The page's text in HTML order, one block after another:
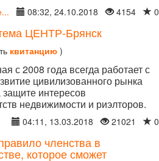
08:32, 24.10.2018 4154 0
ЦЕНТР-Брянск
квитанцию )
с 2008 года всегда работает с
цивилизованного рынка
интересов
недвижимости и риэлторов.
04:11, 13.03.2018 21021 0
членства в
которое сможет